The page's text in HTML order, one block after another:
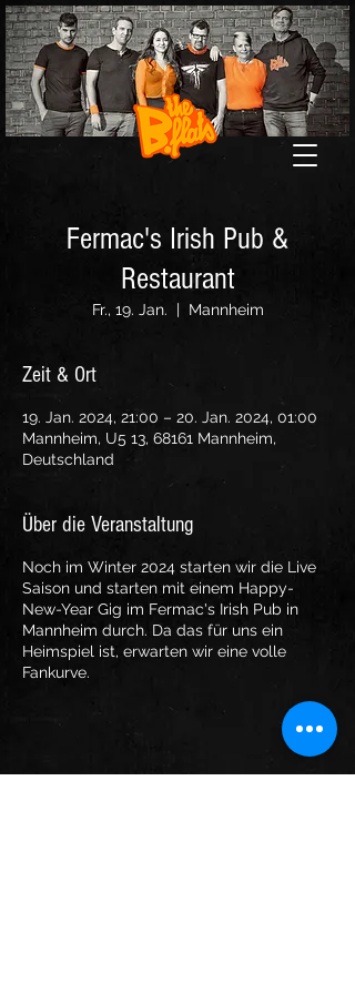
Fermac's Irish Pub &
Restaurant
Fr., 19. Jan.
  |
Mannheim
Zeit & Ort
19. Jan. 2024, 21:00 – 20. Jan. 2024, 01:00
Mannheim, U5 13, 68161 Mannheim,
Deutschland
Über die Veranstaltung
Noch im Winter 2024 starten wir die Live
Saison und starten mit einem Happy-
New-Year Gig im Fermac's Irish Pub in
Mannheim durch. Da das für uns ein
Heimspiel ist, erwarten wir eine volle
Fankurve.